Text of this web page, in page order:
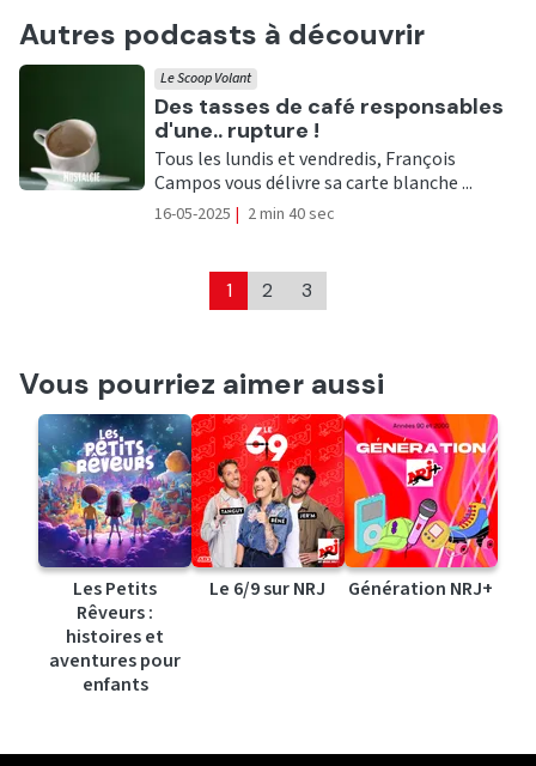
Autres podcasts à découvrir
Ecouter
Des tasses de café responsables
d'une.. rupture !
Le Scoop Volant
Tous les lundis et vendredis, François
Campos vous délivre sa carte blanche ...
16-05-2025 | 2 min 40 sec
1 2 3
Vous pourriez aimer aussi
Les Petits
Rêveurs :
histoires et
aventures pour
enfants
Le 6/9 sur NRJ Génération NRJ+